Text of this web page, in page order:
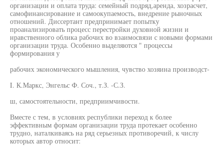
организации и оплата труда: семейный подряд,аренда, хозрасчет,
самофинансирование и самоокупаемость, внедрение рыночных
отношений. Диссертант предпринимает попытку
проанализировать процесс перестройки духовной жизни и
нравственного облика рабочих во взаимосвязи с новыми формами
организации труда. Особенно выделяются " процессы
формирования у
рабочих экономического мышления, чувство хозяина производст-
I. К.Маркс, Энгельс Ф. Соч., т.З. -С.З.
ш, самостоятельности, предприимчивости.
Вместе с тем, в условиях республики переход к более
эффективным формам организации труда протекает особенно
трудно, наталкиваясь на ряд серьезных противоречий, к числу
которых автор относит: